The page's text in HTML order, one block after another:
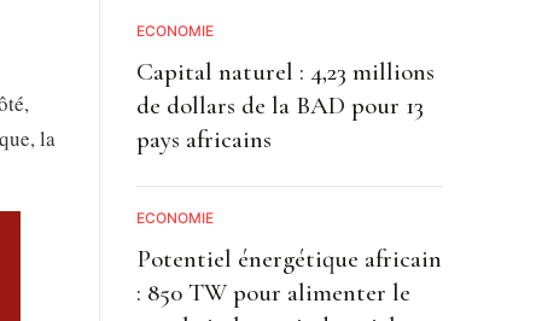
la
ECONOMIE
Capital naturel : 4,23 millions
de dollars de la BAD pour 13
pays africains
ECONOMIE
Potentiel énergétique africain
: 850 TW pour alimenter le